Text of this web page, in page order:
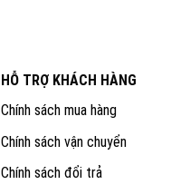
HỖ TRỢ KHÁCH HÀNG
Chính sách mua hàng
Chính sách vận chuyển
Chính sách đổi trả